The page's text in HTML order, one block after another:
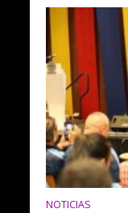
NOTICIAS